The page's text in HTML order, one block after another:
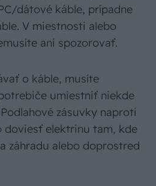
dátové káble, prípadne
V miestnosti alebo
ani spozorovať.
o káble, musíte
umiestniť niekde
zásuvky naproti
doviesť elektrinu tam, kde
záhradu alebo doprostred